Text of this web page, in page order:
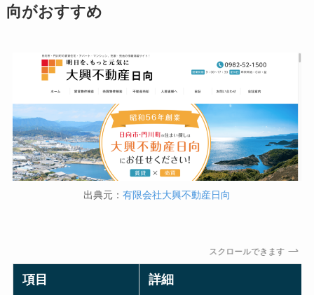
向がおすすめ
出典元： 有限会社大興不動産日向
スクロールできます
項目 詳細